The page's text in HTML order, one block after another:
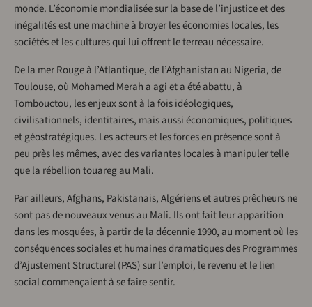
monde. L’économie mondialisée sur la base de l’injustice et des
inégalités est une machine à broyer les économies locales, les
sociétés et les cultures qui lui offrent le terreau nécessaire.
De la mer Rouge à l’Atlantique, de l’Afghanistan au Nigeria, de
Toulouse, où Mohamed Merah a agi et a été abattu, à
Tombouctou, les enjeux sont à la fois idéologiques,
civilisationnels, identitaires, mais aussi économiques, politiques
et géostratégiques. Les acteurs et les forces en présence sont à
peu près les mêmes, avec des variantes locales à manipuler telle
que la rébellion touareg au Mali.
Par ailleurs, Afghans, Pakistanais, Algériens et autres prêcheurs ne
sont pas de nouveaux venus au Mali. Ils ont fait leur apparition
dans les mosquées, à partir de la décennie 1990, au moment où les
conséquences sociales et humaines dramatiques des Programmes
d’Ajustement Structurel (PAS) sur l’emploi, le revenu et le lien
social commençaient à se faire sentir.